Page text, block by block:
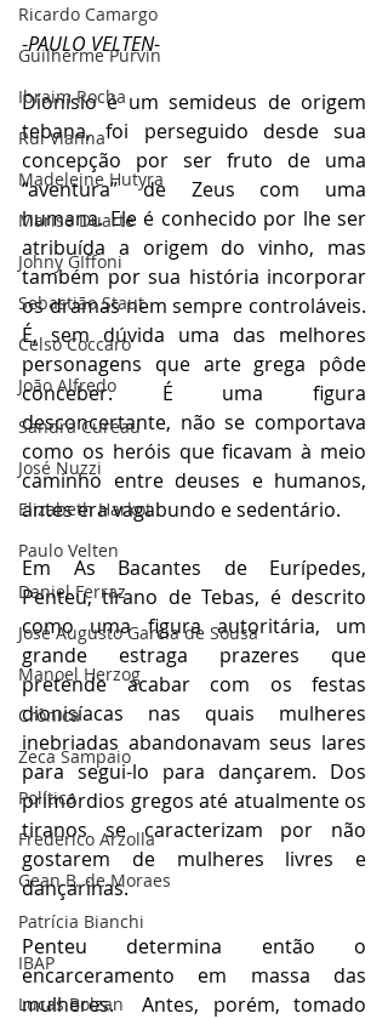
Ricardo Camargo
Guilherme Purvin
Ibraim Rocha
Rui Vianna
Madeleine Hutyra
Marise Duarte
Johny GIffoni
Sebastião Staut
Celso Coccaro
João Alfredo
Sandra Cureau
José Nuzzi
Elizabeth Harkot
Paulo Velten
Daniel Ferraz
José Augusto Garcia de Sousa
Manoel Herzog
Crônica
Zeca Sampaio
Política
Frederico Arzolla
Gean B. de Moraes
Patrícia Bianchi
IBAP
Lucas Bolzan
-PAULO VELTEN-
Dionísio é um semideus de origem
tebana, foi perseguido desde sua
concepção por ser fruto de uma
“aventura” de Zeus com uma
humana. Ele é conhecido por lhe ser
atribuída a origem do vinho, mas
também por sua história incorporar
os dramas nem sempre controláveis.
É, sem dúvida uma das melhores
personagens que arte grega pôde
conceber. É uma figura
desconcertante, não se comportava
como os heróis que ficavam à meio
caminho entre deuses e humanos,
antes era vagabundo e sedentário.
Em As Bacantes de Eurípedes,
Penteu, tirano de Tebas, é descrito
como uma figura autoritária, um
grande estraga prazeres que
pretende acabar com os festas
dionisíacas nas quais mulheres
inebriadas abandonavam seus lares
para segui-lo para dançarem. Dos
primórdios gregos até atualmente os
tiranos se caracterizam por não
gostarem de mulheres livres e
dançarinas.
Penteu determina então o
encarceramento em massa das
mulheres.  Antes, porém, tomado